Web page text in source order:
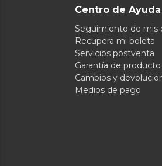
Centro de Ayuda
Seguimiento de mis
Recupera mi boleta
Servicios postventa
Garantía de producto
Cambios y
Medios de pago